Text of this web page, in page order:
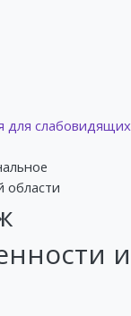
для слабовидящих
области
и